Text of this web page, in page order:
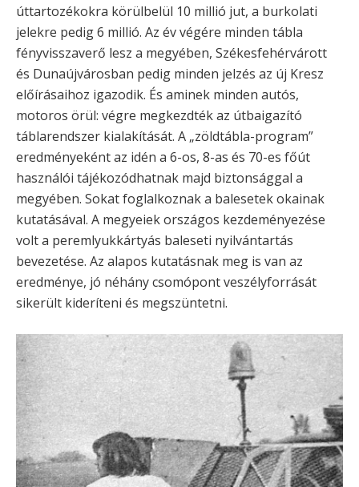
úttartozékokra körülbelül 10 millió jut, a burkolati
jelekre pedig 6 millió. Az év végére minden tábla
fényvisszaverő lesz a megyében, Székesfehérvárott
és Dunaújvárosban pedig minden jelzés az új Kresz
előírásaihoz igazodik. És aminek minden autós,
motoros örül: végre megkezdték az útbaigazító
táblarendszer kialakítását. A „zöldtábla-program”
eredményeként az idén a 6-os, 8-as és 70-es főút
használói tájékozódhatnak majd biztonsággal a
megyében. Sokat foglalkoznak a balesetek okainak
kutatásával. A megyeiek országos kezdeményezése
volt a peremlyukkártyás baleseti nyilvántartás
bevezetése. Az alapos kutatásnak meg is van az
eredménye, jó néhány csomópont veszélyforrását
sikerült kideríteni és megszüntetni.